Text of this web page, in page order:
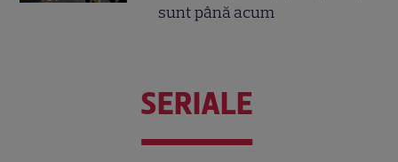
sunt până acum
SERIALE